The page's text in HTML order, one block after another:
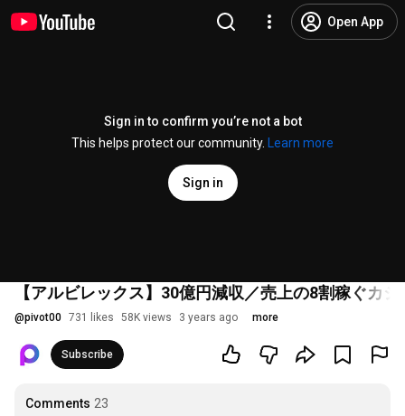
Open App
Sign in to confirm you’re not a bot
This helps protect our community.
Learn more
Sign in
【アルビレックス】30億円減収／売上の8割稼ぐカ
@pivot00 731 likes 58K views 3 years ago more
Subscribe
Comments 23